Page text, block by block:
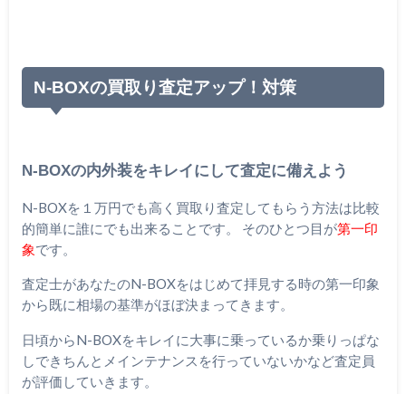
N-BOXの買取り査定アップ！対策
N-BOXの内外装をキレイにして査定に備えよう
N-BOXを１万円でも高く買取り査定してもらう方法は比較
的簡単に誰にでも出来ることです。 そのひとつ目が第一印
象です。
査定士があなたのN-BOXをはじめて拝見する時の第一印象
から既に相場の基準がほぼ決まってきます。
日頃からN-BOXをキレイに大事に乗っているか乗りっぱな
しできちんとメインテナンスを行っていないかなど査定員
が評価していきます。